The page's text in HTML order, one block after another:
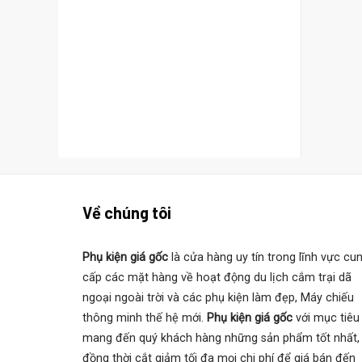
Về chúng tôi
Phụ kiện giá gốc là cửa hàng uy tín trong lĩnh vực
cấp các mặt hàng về hoạt động du lịch cắm trại dã
ngoại ngoài trời và các phụ kiện làm đẹp, Máy chiếu
thông minh thế hệ mới. Phụ kiện giá gốc với mục tiêu
mang đến quý khách hàng những sản phẩm tốt nhất,
đồng thời cắt giảm tối đa mọi chi phí để giá bán đến